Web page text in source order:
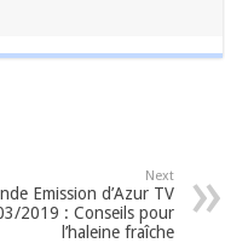
Next
Emission d’Azur TV
2019 : Conseils pour
l’haleine fraîche